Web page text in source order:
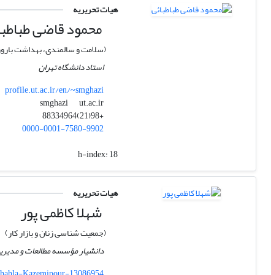
هیات تحریریه
محمود قاضی
(سلامت و سالمندی، بهداشت
استاد دانشگاه تهران
profile.ut.ac.ir/en/~smghazi
smghazi
ut.ac.ir
+98(21)88334964
0000-0001-7580-9902
h-index:18
هیات تحریریه
شهلا کاظمی پور
(جمعیت شناسی زنان و بازار کار)
دانشیار مؤسسه مطالعات و